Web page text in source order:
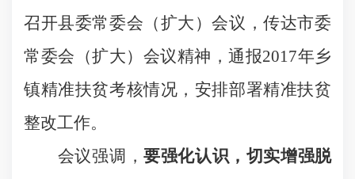
召开县委常委会（扩大）会议，传达市委
常委会（扩大）会议精神，通报2017年乡
镇精准扶贫考核情况，安排部署精准扶贫
整改工作。
会议强调，要强化认识，切实增强脱